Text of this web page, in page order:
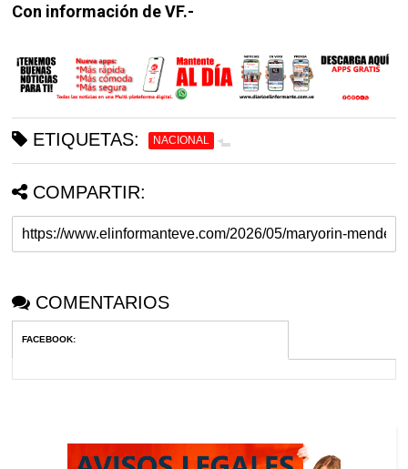
Con información de VF.-
ETIQUETAS: NACIONAL
COMPARTIR:
COMENTARIOS
FACEBOOK: